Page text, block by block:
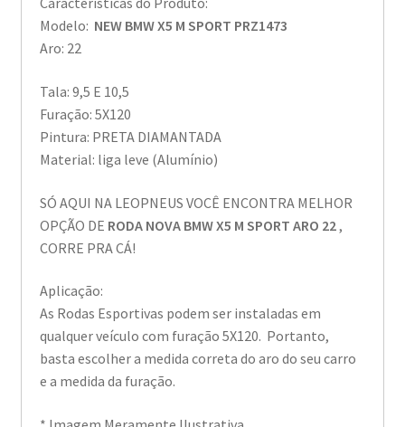
Modelo: NEW BMW X5 M SPORT PRZ1473
Aro: 22
Tala: 9,5 E 10,5
Furação: 5X120
Pintura: PRETA DIAMANTADA
Material: liga leve (Alumínio)
SÓ AQUI NA LEOPNEUS VOCÊ ENCONTRA MELHOR
OPÇÃO DE RODA NOVA BMW X5 M SPORT ARO 22,
CORRE PRA CÁ!
Aplicação:
As Rodas Esportivas podem ser instaladas em
qualquer veículo com furação 5X120. Portanto,
basta escolher a medida correta do aro do seu carro
e a medida da furação.